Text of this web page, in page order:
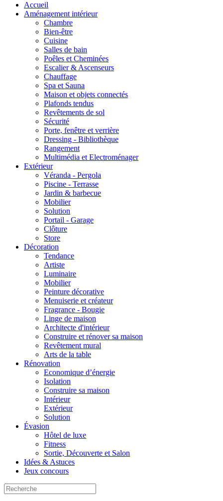
Accueil
Aménagement intérieur
Chambre
Bien-être
Cuisine
Salles de bain
Poêles et Cheminées
Escalier & Ascenseurs
Chauffage
Spa et Sauna
Maison et objets connectés
Plafonds tendus
Revêtements de sol
Sécurité
Porte, fenêtre et verrière
Dressing - Bibliothèque
Rangement
Multimédia et Electroménager
Extérieur
Véranda - Pergola
Piscine - Terrasse
Jardin & barbecue
Mobilier
Solution
Portail - Garage
Clôture
Store
Décoration
Tendance
Artiste
Luminaire
Mobilier
Peinture décorative
Menuiserie et créateur
Fragrance - Bougie
Linge de maison
Architecte d'intérieur
Construire et rénover sa maison
Revêtement mural
Arts de la table
Rénovation
Economique d’énergie
Isolation
Construire sa maison
Intérieur
Extérieur
Solution
Évasion
Hôtel de luxe
Fitness
Sortie, Découverte et Salon
Idées & Astuces
Jeux concours